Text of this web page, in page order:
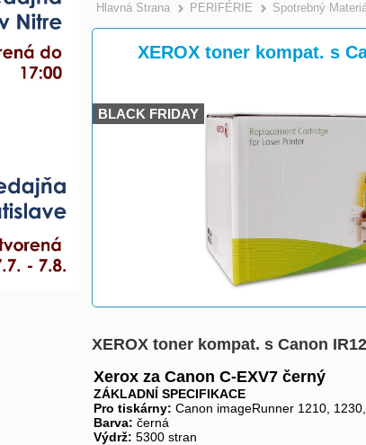
Hlavná Strana >
PERIFÉRIE Spotrebný
XEROX toner kompat. s
BLACK FRIDAY
XEROX toner kompat. s Canon
Xerox za Canon C-EXV7 černý
ZÁKLADNÍ SPECIFIKACE
Pro tiskárny: Canon imageRunner 1210,
Barva: černá
Výdrž: 5300 stran